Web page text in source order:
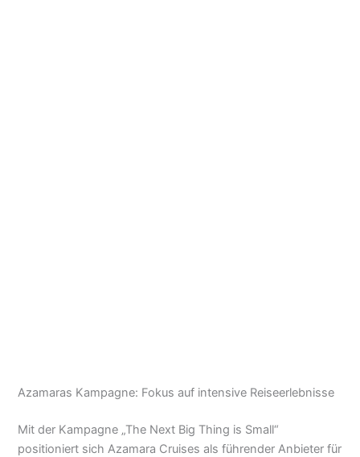
Azamaras Kampagne: Fokus auf intensive Reiseerlebnisse
Mit der Kampagne „The Next Big Thing is Small“
positioniert sich Azamara Cruises als führender Anbieter für